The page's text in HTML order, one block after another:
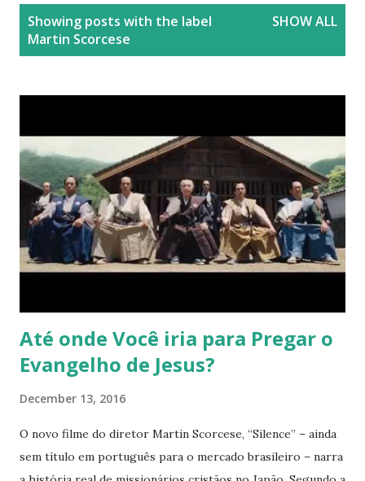
Showing posts with the label
Martin Scorcese
SHOW ALL
Até onde Você iria para Pregar o
Evangelho de Jesus?
December 13, 2016
O novo filme do diretor Martin Scorcese, “Silence” – ainda
sem título em português para o mercado brasileiro – narra